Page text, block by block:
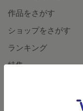
作品をさがす
ショップをさがす
ランキング
特集